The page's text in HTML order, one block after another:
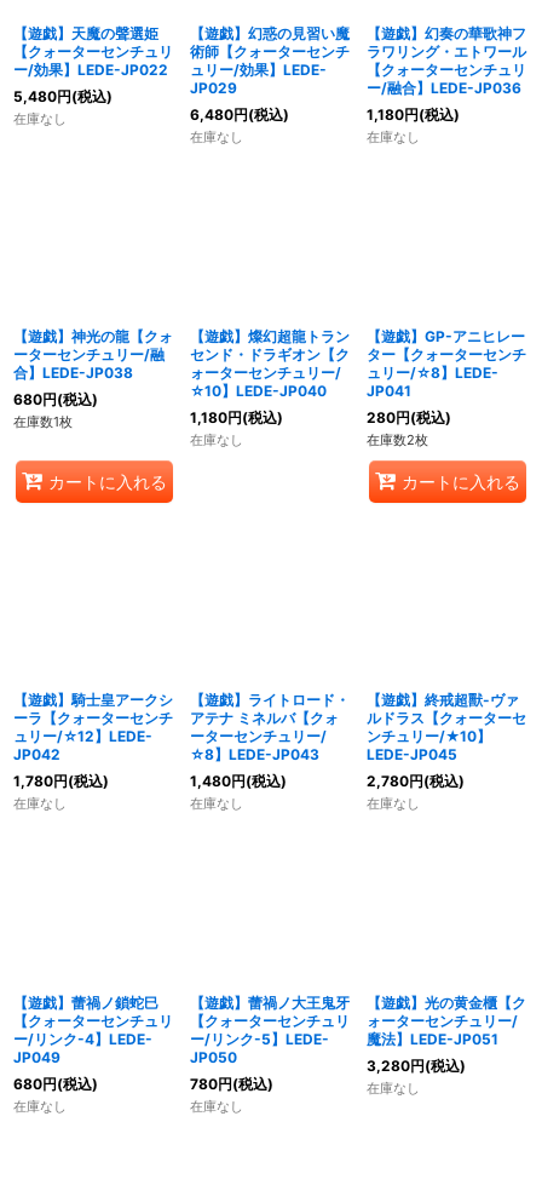
【遊戯】天魔の聲選姫
【クォーターセンチュリ
ー/効果】LEDE-JP022
5,480円(税込)
在庫なし
【遊戯】幻惑の見習い魔
術師【クォーターセンチ
ュリー/効果】LEDE-
JP029
6,480円(税込)
在庫なし
【遊戯】幻奏の華歌神フ
ラワリング・エトワール
【クォーターセンチュリ
ー/融合】LEDE-JP036
1,180円(税込)
在庫なし
【遊戯】神光の龍【クォ
ーターセンチュリー/融
合】LEDE-JP038
680円(税込)
在庫数1枚
カートに入れる
【遊戯】燦幻超龍トラン
センド・ドラギオン【ク
ォーターセンチュリー/
☆10】LEDE-JP040
1,180円(税込)
在庫なし
【遊戯】GP-アニヒレー
ター【クォーターセンチ
ュリー/☆8】LEDE-
JP041
280円(税込)
在庫数2枚
カートに入れる
【遊戯】騎士皇アークシ
ーラ【クォーターセンチ
ュリー/☆12】LEDE-
JP042
1,780円(税込)
在庫なし
【遊戯】ライトロード・
アテナ ミネルバ【クォ
ーターセンチュリー/
☆8】LEDE-JP043
1,480円(税込)
在庫なし
【遊戯】終戒超獸-ヴァ
ルドラス【クォーターセ
ンチュリー/★10】
LEDE-JP045
2,780円(税込)
在庫なし
【遊戯】蕾禍ノ鎖蛇巳
【クォーターセンチュリ
ー/リンク-4】LEDE-
JP049
680円(税込)
在庫なし
【遊戯】蕾禍ノ大王鬼牙
【クォーターセンチュリ
ー/リンク-5】LEDE-
JP050
780円(税込)
在庫なし
【遊戯】光の黄金櫃【ク
ォーターセンチュリー/
魔法】LEDE-JP051
3,280円(税込)
在庫なし